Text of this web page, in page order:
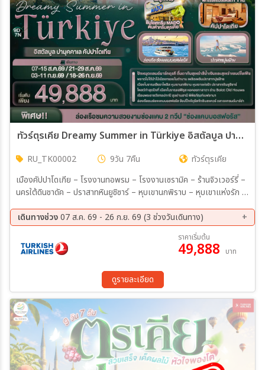
ทัวร์ตุรเคีย Dreamy Summer in Türkiye อิสตัลบูล ปามุคคาเล คัปปาโดเกีย 9วัน 7คืน (TK)
RU_TK00002 9วัน 7คืน
ทัวร์ตุรเคีย
เมืองคัปปาโดเกีย – โรงงานทอพรม – โรงงานเซรามิค – ร้านจิวเวอร์รี่ –
นครใต้ดินชาดัค – ปราสาทหินยูชิซาร์ – หุบเขานกพิราบ – หุบเขาแห่งรัก –
Rriverside - เมืองคัปปาโดเกีย – เมืองคอนย่า – สุลต่านฮานี – พิพิธ
ภัณฑ์เมฟลานา – เมืองปามุคคาเล่ - เมืองปามุคคาเล่ – เมืองโบราณเฮีย
ราโพลิส – ปราสาทปุยฝ้าย – เมืองคูซาดาซี – โรงงานผลิตเครื่องหนัง -
เมืองคูซาดาซี – เมืองโบราณเอฟิซุส – เมืองชานัคคาเล –ม้าไม้เมืองทรอย
Candy shop – ตลาดเครื่องเทศ - เมืองอิสตันบูล – สุเหร่าสีน้ำเงิน –
ฮิปโปโดม – สุเหร่าเซนต์โซเฟีย – พระราชวังทอปกาปี – ตลาดแกรนด์บาร์
ซ่า – จัตุรัสทักซิมสแควร์ -ย่าน Balat Old Houses – ท่าเรือกาลาตา -
หอคอยกาลาตา – ท่าอากาศยานนานาชาติอิสตันบูล ประเทศตุรเคีย
เดินทางช่วง07 ส.ค. 69 - 26 ก.ย. 69 (3 ช่วงวันเดินทาง)
03 ก.ย. 69 - 11 ก.ย. 69
18 ก.ย. 69 - 26 ก.ย. 69
ราคาเริ่มต้น
49,888 บาท
ดูรายละเอียด